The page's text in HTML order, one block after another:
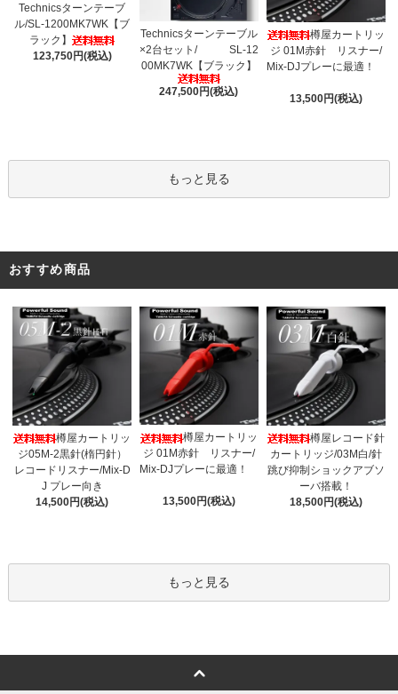
Technicsターンテーブ
ル/SL-1200MK7WK【ブ
ラック】
123,750円(税込)
Technicsターンテーブル
×2台セット/ SL-12
00MK7WK【ブラック】
247,500円(税込)
樽屋カートリッ
ジ 01M赤針 リスナー/
Mix-DJプレーに最適！
13,500円(税込)
もっと見る
おすすめ商品
樽屋カートリッ
ジ05M-2黒針(楕円針）
レコードリスナー/Mix-D
J プレー向き
14,500円(税込)
樽屋カートリッ
ジ 01M赤針 リスナー/
Mix-DJプレーに最適！
13,500円(税込)
樽屋レコード針
カートリッジ/03M白/針
跳び抑制ショックアブソ
ーバ搭載！
18,500円(税込)
もっと見る